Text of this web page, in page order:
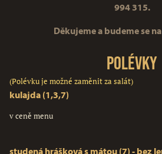
994 315.
Děkujeme a budeme se
Polévky
(Polévku je možné zaměnit za salát)
kulajda (1,3,7)
v ceně menu
studená hrášková s mátou (7) - bez